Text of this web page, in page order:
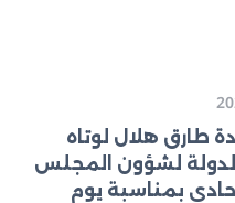
طارق هلال لوتاه
الدولة لشؤون المجلس
بمناسبة يوم